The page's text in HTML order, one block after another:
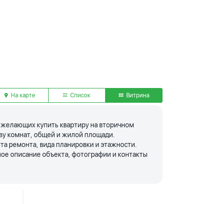
На карте Список Витрина
купить квартиру на вторичном
комнат, общей и жилой площади.
ремонта, вида планировки и этажности.
описание объекта, фотографии и контакты